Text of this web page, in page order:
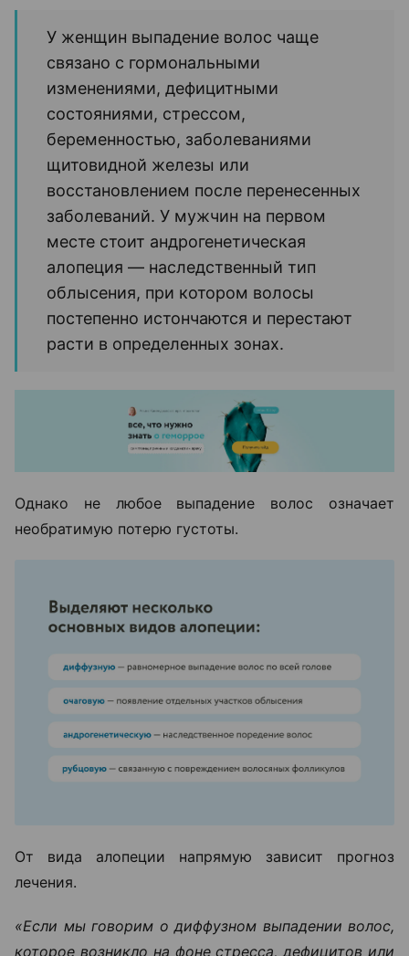
У женщин выпадение волос чаще
связано с гормональными
изменениями, дефицитными
состояниями, стрессом,
беременностью, заболеваниями
щитовидной железы или
восстановлением после перенесенных
заболеваний. У мужчин на первом
месте стоит андрогенетическая
алопеция — наследственный тип
облысения, при котором волосы
постепенно истончаются и перестают
расти в определенных зонах.
Однако не любое выпадение волос означает
необратимую потерю густоты.
От вида алопеции напрямую зависит прогноз
лечения.
«Если мы говорим о диффузном выпадении волос,
которое возникло на фоне стресса, дефицитов или